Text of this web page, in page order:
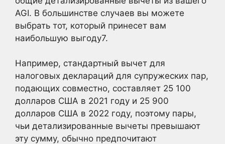
AGI. В большинстве случаев вы можете
выбрать тот, который принесет вам
наибольшую выгоду7.
Например, стандартный вычет для
налоговых деклараций для супружеских пар,
подающих совместно, составляет 25 100
долларов США в 2021 году и 25 900
долларов США в 2022 году, поэтому пары,
чьи детализированные вычеты превышают
эту сумму, обычно предпочитают